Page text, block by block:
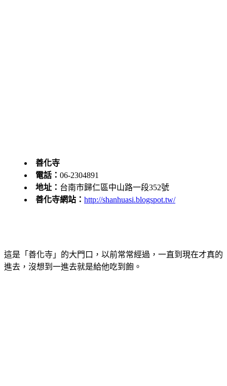
善化寺
電話： 06-2304891
地址： 台南市歸仁區中山路一段352號
善化寺網站： http://shanhuasi.blogspot.tw/
這是「善化寺」的大門口，以前常常經過，一直到現在才真的
進去，沒想到一進去就是給他吃到飽。